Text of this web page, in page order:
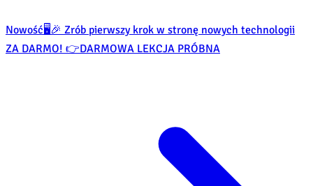
Nowość🖥️🎉 Zrób pierwszy krok w stronę nowych technologii
ZA DARMO! 👉DARMOWA LEKCJA PRÓBNA